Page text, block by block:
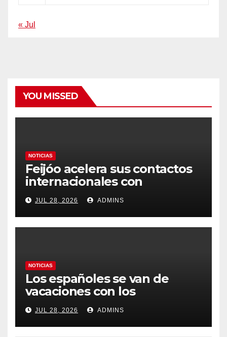
« Jul
YOU MISSED
NOTICIAS
Feijóo acelera sus contactos
internacionales con
Latinoamérica como socio
prioritario en su agenda de
gobierno
JUL 28, 2026 ADMINS
NOTICIAS
Los españoles se van de
vacaciones con los
carburantes hasta un 21%
más caros que el año pasado
y los hoteles disparados
JUL 28, 2026 ADMINS